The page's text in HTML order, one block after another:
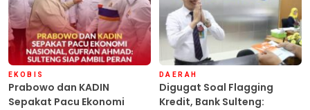
EKOBIS
Prabowo dan KADIN
Sepakat Pacu Ekonomi
DAERAH
Digugat Soal Flagging
Kredit, Bank Sulteng: